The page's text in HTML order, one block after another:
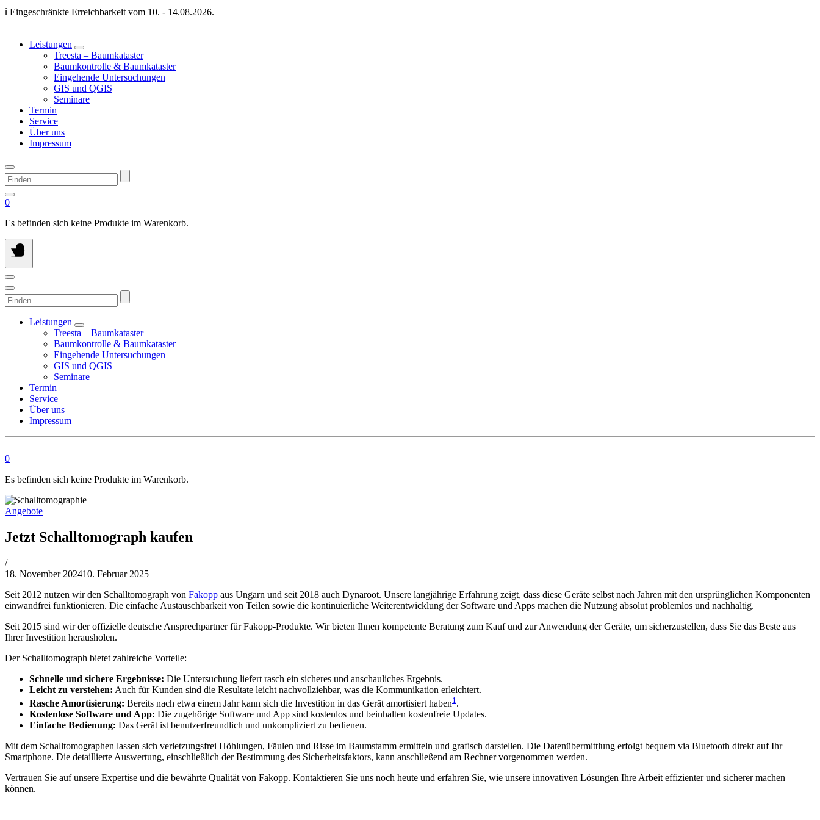
Springen
Inhalt
ℹ️ Eingeschränkte Erreichbarkeit vom 10. - 14.08.2026.
Leistungen
Treesta – Baumkataster
Baumkontrolle & Baumkataster
Eingehende Untersuchungen
GIS und QGIS
Seminare
Termin
Service
Über uns
Impressum
Finden...
0
Es befinden sich keine Produkte im Warenkorb.
Finden...
Leistungen
Treesta – Baumkataster
Baumkontrolle & Baumkataster
Eingehende Untersuchungen
GIS und QGIS
Seminare
Termin
Service
Über uns
Impressum
0
Es befinden sich keine Produkte im Warenkorb.
Angebote
Jetzt Schalltomograph kaufen
von
KI
/
18. November 202410. Februar 2025
Seit 2012 nutzen wir den Schalltomograph von Fakopp aus Ungarn und seit 2018 auch Dynaroot. Unsere langjährige Erfahrung zeigt, dass diese Geräte selbst nach Jahren mit den ursprünglichen Komponenten
einwandfrei funktionieren. Die einfache Austauschbarkeit von Teilen sowie die kontinuierliche Weiterentwicklung der Software und Apps machen die Nutzung absolut problemlos und nachhaltig.
Seit 2015 sind wir der offizielle deutsche Ansprechpartner für Fakopp-Produkte. Wir bieten Ihnen kompetente Beratung zum Kauf und zur Anwendung der Geräte, um sicherzustellen, dass Sie das Beste aus
Ihrer Investition herausholen.
Der Schalltomograph bietet zahlreiche Vorteile:
Schnelle und sichere Ergebnisse: Die Untersuchung liefert rasch ein sicheres und anschauliches Ergebnis.
Leicht zu verstehen: Auch für Kunden sind die Resultate leicht nachvollziehbar, was die Kommunikation erleichtert.
Rasche Amortisierung: Bereits nach etwa einem Jahr kann sich die Investition in das Gerät amortisiert haben1 .
Kostenlose Software und App: Die zugehörige Software und App sind kostenlos und beinhalten kostenfreie Updates.
Einfache Bedienung: Das Gerät ist benutzerfreundlich und unkompliziert zu bedienen.
Mit dem Schalltomographen lassen sich verletzungsfrei Höhlungen, Fäulen und Risse im Baumstamm ermitteln und grafisch darstellen. Die Datenübermittlung erfolgt bequem via Bluetooth direkt auf Ihr
Smartphone. Die detaillierte Auswertung, einschließlich der Bestimmung des Sicherheitsfaktors, kann anschließend am Rechner vorgenommen werden.
Vertrauen Sie auf unsere Expertise und die bewährte Qualität von Fakopp. Kontaktieren Sie uns noch heute und erfahren Sie, wie unsere innovativen Lösungen Ihre Arbeit effizienter und sicherer machen
können.